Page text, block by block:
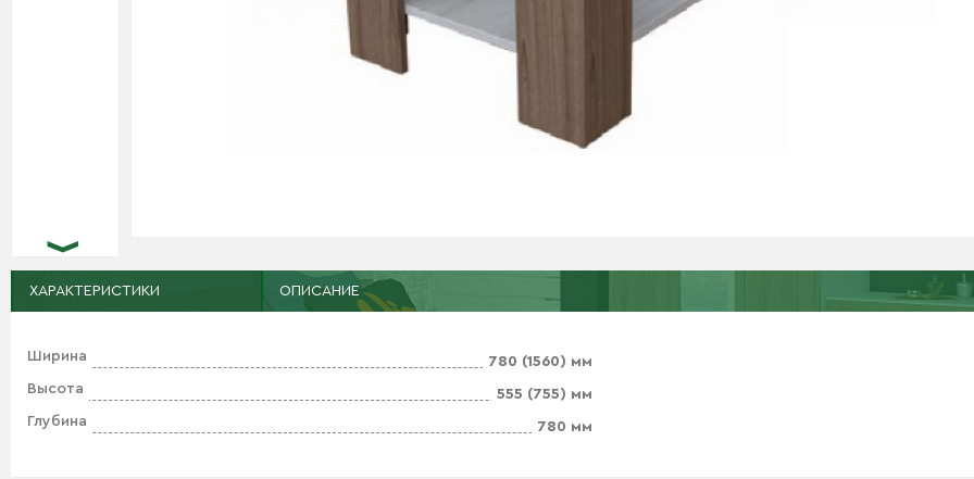
ХАРАКТЕРИСТИКИ ОПИСАНИЕ
Ширина
780 (1560) мм
Высота
555 (755) мм
Глубина
780 мм